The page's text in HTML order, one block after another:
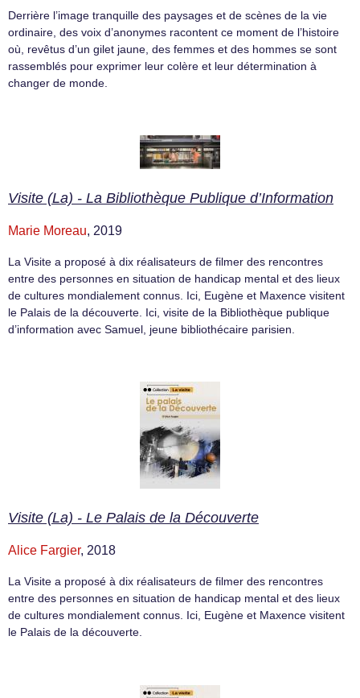
Derrière l’image tranquille des paysages et de scènes de la vie
ordinaire, des voix d’anonymes racontent ce moment de l’histoire
où, revêtus d’un gilet jaune, des femmes et des hommes se sont
rassemblés pour exprimer leur colère et leur détermination à
changer de monde.
Visite (La) - La Bibliothèque Publique d’Information
Marie Moreau, 2019
La Visite a proposé à dix réalisateurs de filmer des rencontres
entre des personnes en situation de handicap mental et des lieux
de cultures mondialement connus. Ici, Eugène et Maxence visitent
le Palais de la découverte. Ici, visite de la Bibliothèque publique
d’information avec Samuel, jeune bibliothécaire parisien.
Visite (La) - Le Palais de la Découverte
Alice Fargier, 2018
La Visite a proposé à dix réalisateurs de filmer des rencontres
entre des personnes en situation de handicap mental et des lieux
de cultures mondialement connus. Ici, Eugène et Maxence visitent
le Palais de la découverte.